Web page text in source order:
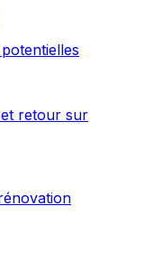
retour sur